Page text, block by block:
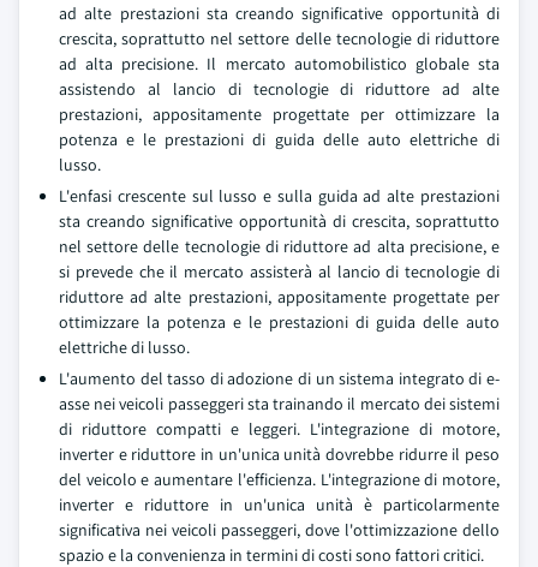
ad alte prestazioni sta creando significative opportunità di
crescita, soprattutto nel settore delle tecnologie di riduttore
ad alta precisione. Il mercato automobilistico globale sta
assistendo al lancio di tecnologie di riduttore ad alte
prestazioni, appositamente progettate per ottimizzare la
potenza e le prestazioni di guida delle auto elettriche di
lusso.
L'enfasi crescente sul lusso e sulla guida ad alte prestazioni
sta creando significative opportunità di crescita, soprattutto
nel settore delle tecnologie di riduttore ad alta precisione, e
si prevede che il mercato assisterà al lancio di tecnologie di
riduttore ad alte prestazioni, appositamente progettate per
ottimizzare la potenza e le prestazioni di guida delle auto
elettriche di lusso.
L'aumento del tasso di adozione di un sistema integrato di e-
asse nei veicoli passeggeri sta trainando il mercato dei sistemi
di riduttore compatti e leggeri. L'integrazione di motore,
inverter e riduttore in un'unica unità dovrebbe ridurre il peso
del veicolo e aumentare l'efficienza. L'integrazione di motore,
inverter e riduttore in un'unica unità è particolarmente
significativa nei veicoli passeggeri, dove l'ottimizzazione dello
spazio e la convenienza in termini di costi sono fattori critici.